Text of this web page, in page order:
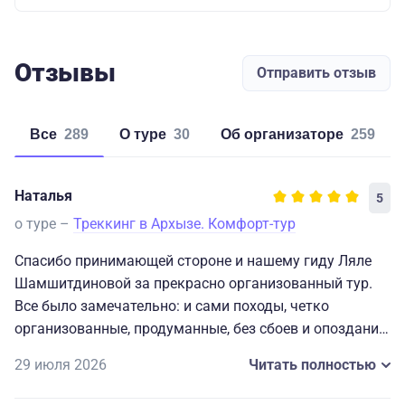
Отзывы Отправить отзыв
Все 289 о туре 30 об организаторе 259
Наталья 5
о туре – Треккинг в Архызе. Комфорт-тур
Спасибо принимающей стороне и нашему гиду Ляле
Шамшитдиновой за прекрасно организованный тур.
Все было замечательно: и сами походы, четко
организованные, продуманные, без сбоев и опозданий;
царила поистине семейная атмосфера с прекрасными
29 июля 2026 Читать полностью